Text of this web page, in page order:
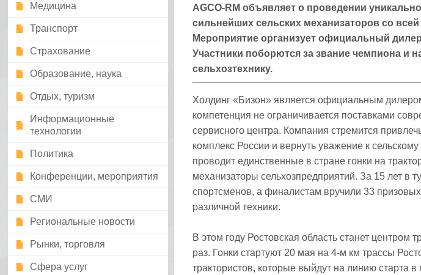
Медицина
Транспорт
Страхование
Образование, наука
Отдых, туризм
Информационные
технологии
Политика
Конференции, мероприятия
СМИ
Региональные новости
Рынки, торговля
Сфера услуг
AGCO-RM объявляет о проведении
сильнейших сельских механизаторов со
Мероприятие организует официальный
Участники поборются за звание чемпиона и
сельхозтехнику.
Холдинг «Бизон» является официальным
компетенция не ограничивается поставками
сервисного центра. Компания стремится
комплекс России и вернуть уважение к
проводит единственные в стране гонки на
механизаторы сельхозпредприятий. За 15 лет в
спортсменов, а финалистам вручили 33
различной техники.
В этом году Ростовская область станет центром
раз. Гонки стартуют 20 мая на 4-м км трассы
трактористов, которые выйдут на линию старта в